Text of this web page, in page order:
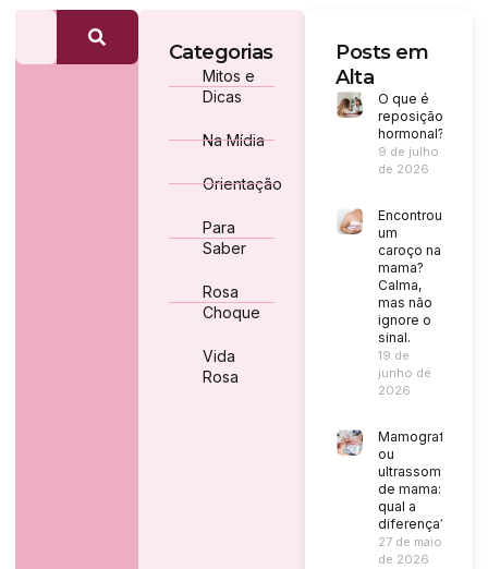
Categorias
Mitos e
Dicas
Na Mídia
Orientação
Para
Saber
Rosa
Choque
Vida
Rosa
Posts em
Alta
O que é
reposição
hormonal?
9 de julho
de 2026
Encontrou
um
caroço na
mama?
Calma,
mas não
ignore o
sinal.
19 de
junho de
2026
Mamografia
ou
ultrassom
de mama:
qual a
diferença?
27 de maio
de 2026